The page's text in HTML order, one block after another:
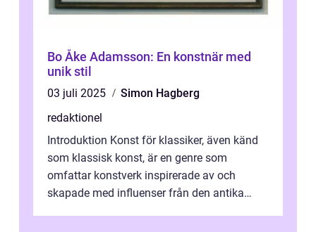
Bo Åke Adamsson: En konstnär med
unik stil
03 juli 2025
Simon Hagberg
redaktionel
Introduktion Konst för klassiker, även känd
som klassisk konst, är en genre som
omfattar konstverk inspirerade av och
skapade med influenser från den antika